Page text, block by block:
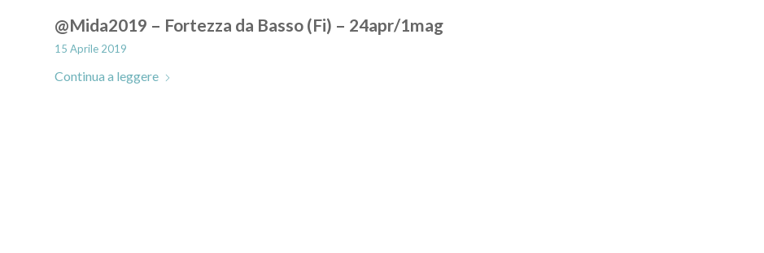
@Mida2019 – Fortezza da Basso (Fi) – 24apr/1mag
15 Aprile 2019
Continua a leggere